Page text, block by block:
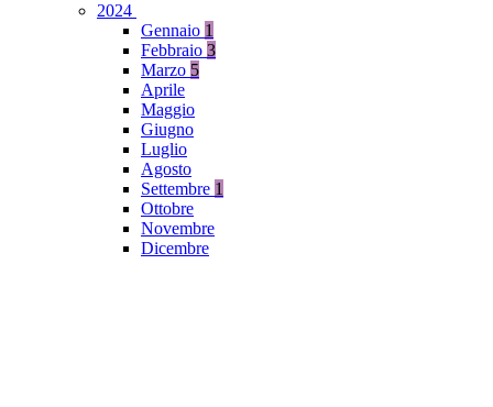
2024
Gennaio 1
Febbraio 3
Marzo 5
Aprile
Maggio
Giugno
Luglio
Agosto
Settembre 1
Ottobre
Novembre
Dicembre